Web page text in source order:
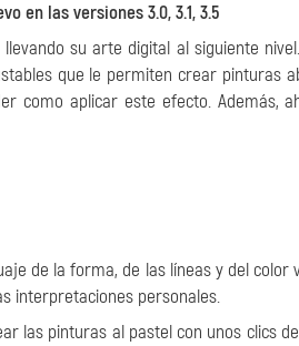
en las versiones 3.0, 3.1, 3.5
su arte digital al siguiente
que le permiten crear pinturas
como aplicar este efecto. Además,
de la forma, de las líneas y del
interpretaciones personales.
las pinturas al pastel con unos clics